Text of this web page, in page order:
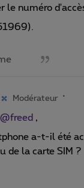
le numéro
Modérateur
@freed ,
a-t-il été
de la carte SIM ?